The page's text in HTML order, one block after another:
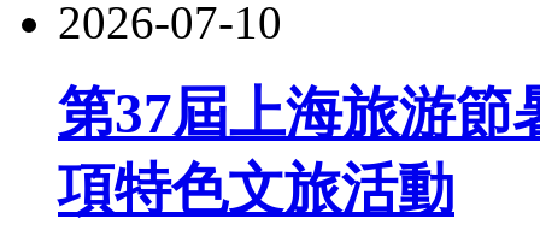
2026-07-10
第37屆上海旅游節
項特色文旅活動